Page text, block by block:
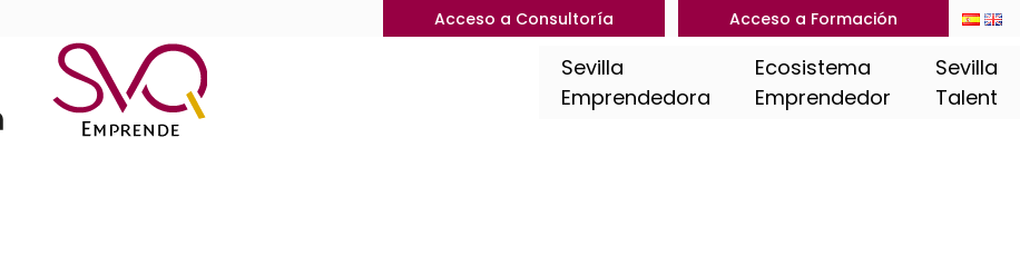
Acceso a Consultoría Acceso a Formación
Sevilla
Emprendedora
Ecosistema
Emprendedor
Sevilla
Talent